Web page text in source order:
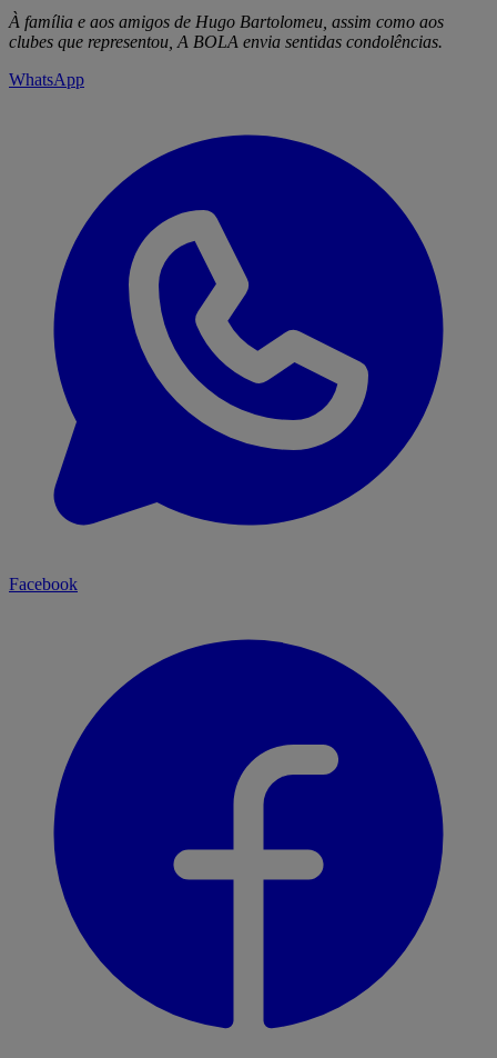
À família e aos amigos de Hugo Bartolomeu, assim como aos
clubes que representou, A BOLA envia sentidas condolências.
WhatsApp
Facebook